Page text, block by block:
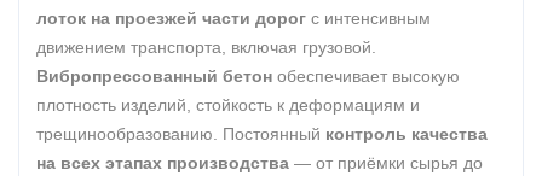
лоток на проезжей части дорог с интенсивным
движением транспорта, включая грузовой.
Вибропрессованный бетон обеспечивает высокую
плотность изделий, стойкость к деформациям и
трещинообразованию. Постоянный контроль качества
на всех этапах производства — от приёмки сырья до